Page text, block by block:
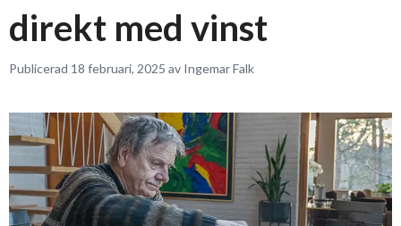
direkt med vinst
Publicerad 18 februari, 2025 av Ingemar Falk